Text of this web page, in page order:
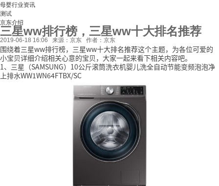
母婴行业资讯
测试
京东介绍
三星ww排行榜，三星ww十大排名推荐
2019-06-18 16:06 来源：京东 作者：京东
围绕着三星ww排行榜，三星ww十大排名推荐这个主题，为各位可爱的
小宝贝详细介绍相关心意的宝贝，大家一起来看下相关内容吧。
1、三星（SAMSUNG）10公斤滚筒洗衣机婴儿洗全自动节能变频泡泡净
上排水WW1WN64FTBX/SC